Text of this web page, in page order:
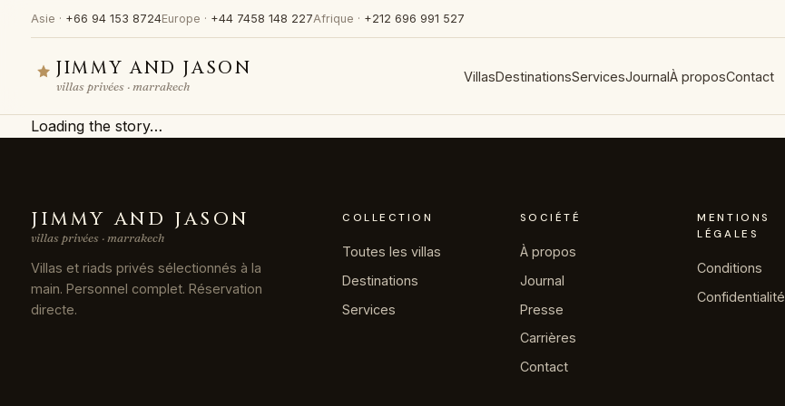
Asie · +66 94 153 8724Europe · +44 7458 148 227Afrique · +212 696 991 527
JIMMY AND JASON
villas privées · marrakech
VillasDestinationsServicesJournalÀ proposContact
Loading the story…
JIMMY AND JASON
villas privées · marrakech
Villas et riads privés sélectionnés à la
main. Personnel complet. Réservation
directe.
COLLECTION
Toutes les villas
Destinations
Services
SOCIÉTÉ
À propos
Journal
Presse
Carrières
Contact
MENTIONS
LÉGALES
Conditions
Confidentialité